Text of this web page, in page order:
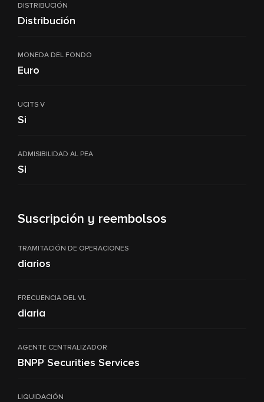
DISTRIBUCIÓN
Distribución
MONEDA DEL FONDO
Euro
UCITS V
Si
ADMISIBILIDAD AL PEA
Si
Suscripción y reembolsos
TRAMITACIÓN DE OPERACIONES
diarios
FRECUENCIA DEL VL
diaria
AGENTE CENTRALIZADOR
BNPP Securities Services
LIQUIDACIÓN